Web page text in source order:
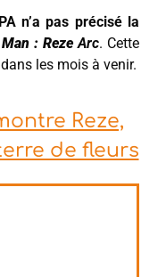
n’a pas précisé la
: RezeArc. Cette
les mois à venir.
Reze,
de fleurs